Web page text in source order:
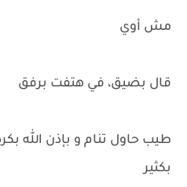
مش أوي
قال بضيق، في هتفت برفق
طيب حاول تنام و بإذن الله
بكثير